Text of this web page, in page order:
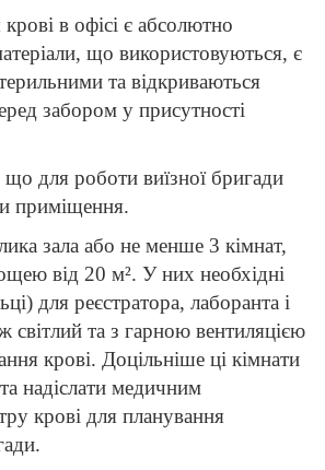
в офісі є абсолютно
що використовуються, є
та відкриваються
забором у присутності
що для роботи виїзної бригади
приміщення.
зала або не менше 3 кімнат,
від 20 м². У них необхідні
для реєстратора, лаборанта і
світлий та з гарною вентиляцією
крові. Доцільніше ці кімнати
надіслати медичним
крові для планування